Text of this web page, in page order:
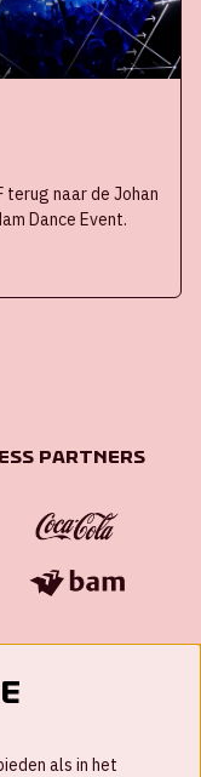
naar de Johan
Dance Event.
Partners
als in het